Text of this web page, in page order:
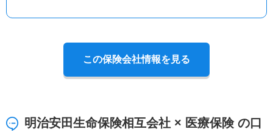
この保険会社情報を見る
明治安田生命保険相互会社 × 医療保険 の口